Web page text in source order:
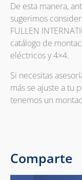
De esta manera,
sugerimos
FULLEN
catálogo de
eléctricos y 4×4.
Si necesitas
más se ajuste a tu
tenemos un
Comparte